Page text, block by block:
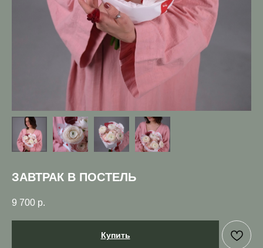
ЗАВТРАК В ПОСТЕЛЬ
9 700 р.
Купить